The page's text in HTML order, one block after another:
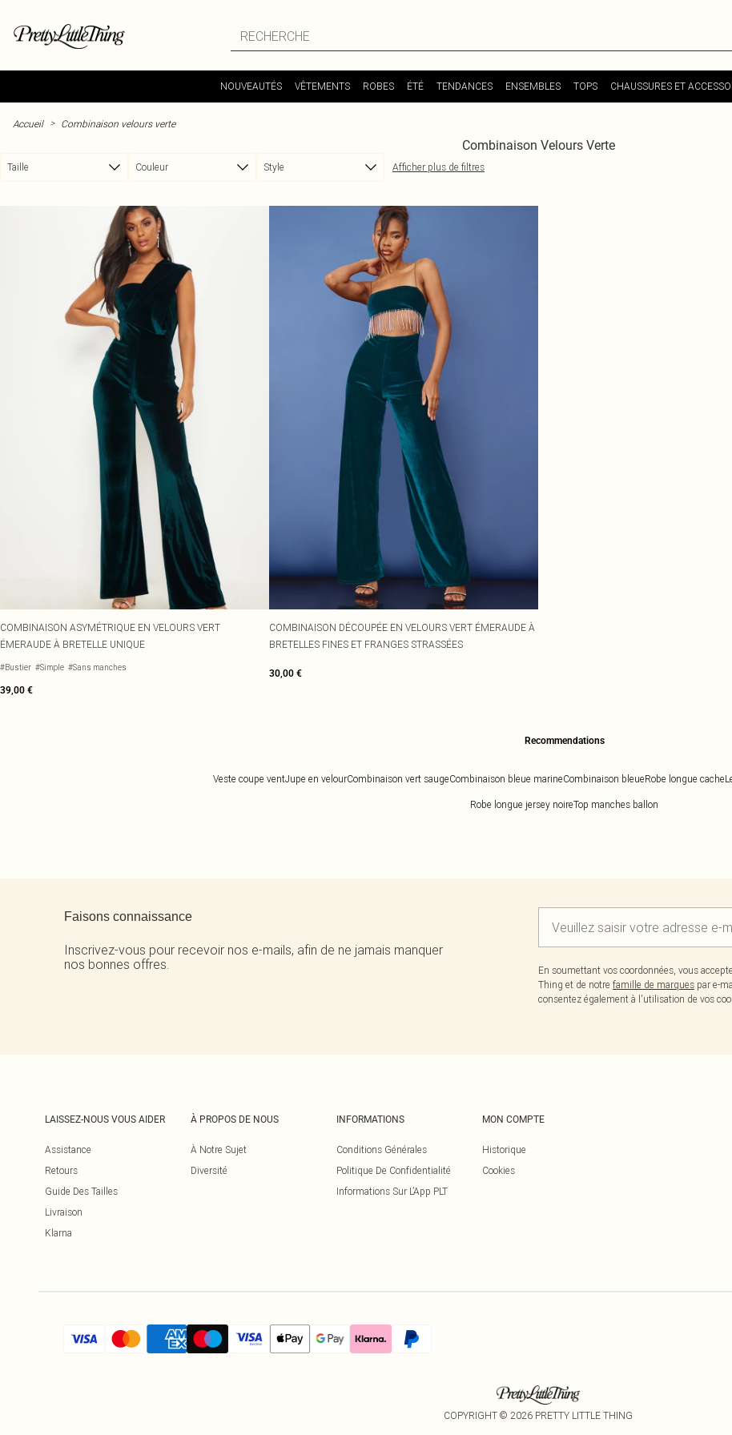
NOUVEAUTÉS VÊTEMENTS ROBES ÉTÉ TENDANCES ENSEMBLES TOPS CHAUSSURES ET
Accueil > Combinaison velours verte
Combinaison Velours Verte
Taille Couleur Style
Afficher plus de filtres
COMBINAISON ASYMÉTRIQUE EN VELOURS VERT
ÉMERAUDE À BRETELLE UNIQUE
#Bustier #Simple #Sans manches
39,00 €
COMBINAISON DÉCOUPÉE EN VELOURS VERT ÉMERAUDE À
BRETELLES FINES ET FRANGES STRASSÉES
30,00 €
Recommendations
Veste coupe ventJupe en velourCombinaison vert saugeCombinaison bleue marineCombinaison bleueRobe longue cache
Robe longue jersey noireTop manches ballon
Faisons connaissance
Inscrivez-vous pour recevoir nos e-mails, afin de ne jamais manquer
nos bonnes offres.
En soumettant vos coordonnées, vous
Thing et de notre famille de marques par e-
consentez également à l'utilisation de vos
LAISSEZ-NOUS VOUS AIDER
Assistance
Retours
Guide Des Tailles
Livraison
Klarna
À PROPOS DE NOUS
À Notre Sujet
Diversité
INFORMATIONS
Conditions Générales
Politique De Confidentialité
Informations Sur L’App PLT
MON COMPTE
Historique
Cookies
COPYRIGHT © 2026 PRETTY LITTLE THING